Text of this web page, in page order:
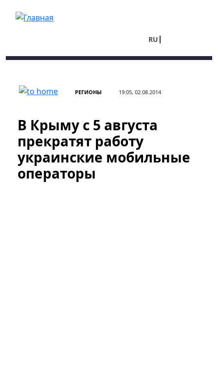
RU
РЕГИОНЫ 19:05, 02.08.2014
В Крыму с 5 августа
прекратят работу
украинские мобильные
операторы